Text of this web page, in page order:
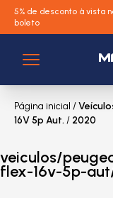
5% de desconto à vista
boleto
Página inicial /
16V 5p Aut. / 2020
veiculos/
flex-16v-5p-